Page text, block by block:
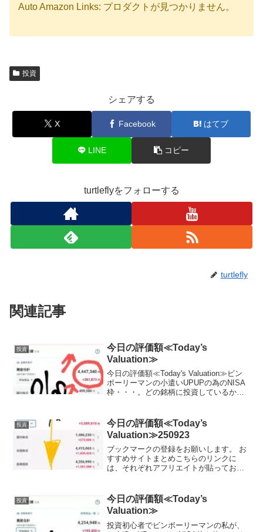
Auto Amazon Links: プロダクトが見つかりません。
投資
シェアする
X Facebook はてブ
LINE コピー
turtleflyをフォローする
turtlefly
関連記事
投資
今日の評価額≪Today’s
Valuation≫
今日の評価額≪Today's Valuation≫ビン
ボーリーマンの小遣いUPUPの為のNISA
枠・・・。どの銘柄に投資しているか？
ので無しかな？？）（投資信託の評価...
投資
今日の評価額≪Today’s
Valuation≫250923
ブックマークの登録をお願いします。 お
すすめサイトまとめこちらのリンクに
は、それぞれアフリエイトが貼っており
でビンボーリーマンの私が、お小遣いUP
のためにNISA枠を使...
投資
今日の評価額≪Today’s
Valuation≫
投資初心者でビンボーリーマンの私が、